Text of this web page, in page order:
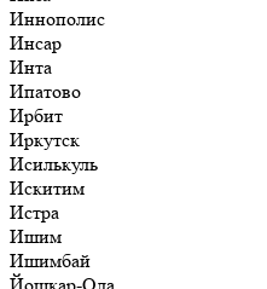
Иннополис
Инсар
Инта
Ипатово
Ирбит
Иркутск
Исилькуль
Искитим
Истра
Ишим
Ишимбай